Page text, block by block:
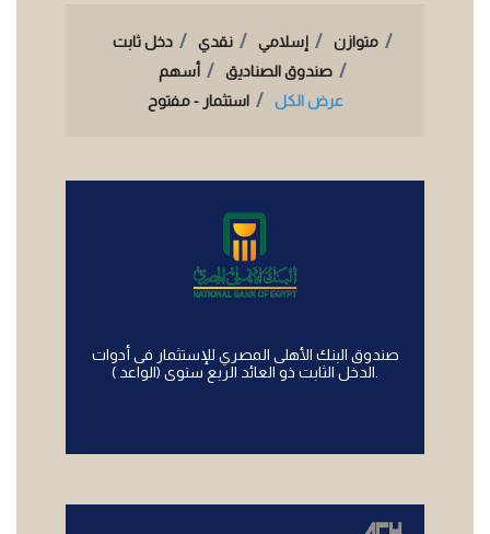
دخل ثابت نقدي إسلامي
متوازن
أسهم
صندوق الصناديق
استثمار - مفتوح
عرض الكل
صندوق البنك الأهلى المصري للإستثمار فى أدوات